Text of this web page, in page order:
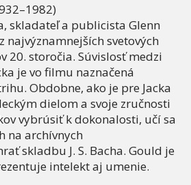
skladateľ a publicista Glenn
najvýznamnejších svetových
20. storočia. Súvislosť medzi
je vo filmu naznačená
Obdobne, ako je pre Jacka
dielom a svoje zručnosti
vybrúsiť k dokonalosti, učí sa
na archívnych
skladbu J. S. Bacha. Gould je
intelekt aj umenie.